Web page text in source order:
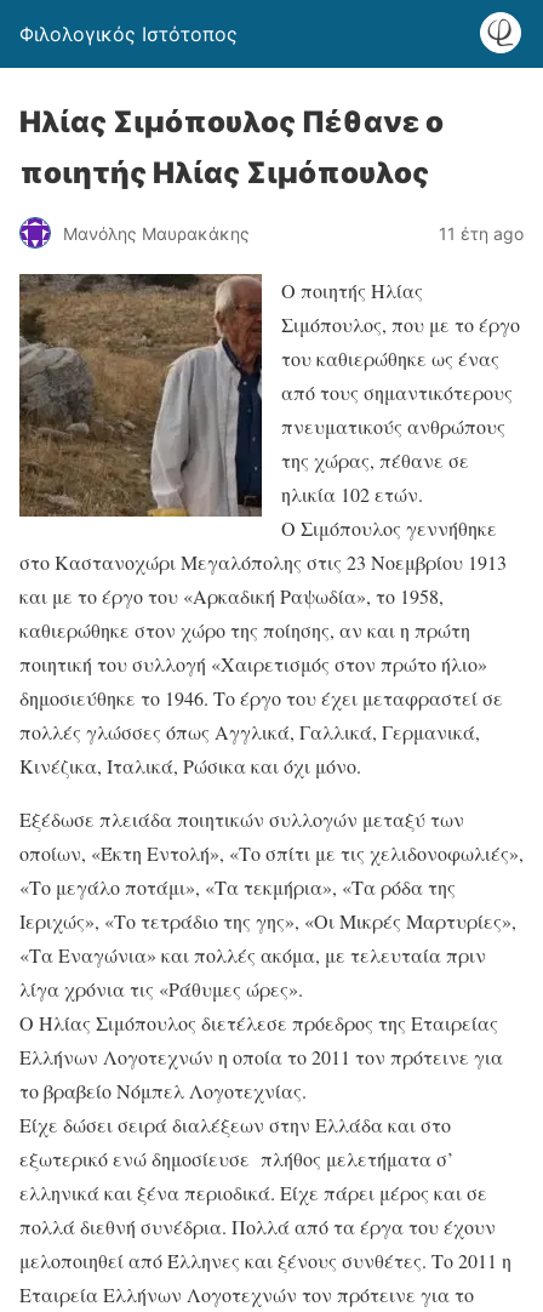
Φιλολογικός Ιστότοπος
Ηλίας Σιμόπουλος Πέθανε ο
ποιητής Ηλίας Σιμόπουλος
Μανόλης Μαυρακάκης 11 έτη ago
Ο ποιητής Ηλίας
Σιμόπουλος, που με το έργο
του καθιερώθηκε ως ένας
από τους σημαντικότερους
πνευματικούς ανθρώπους
της χώρας, πέθανε σε
ηλικία 102 ετών.
Ο Σιμόπουλος γεννήθηκε
στο Καστανοχώρι Μεγαλόπολης στις 23 Νοεμβρίου 1913
και με το έργο του «Αρκαδική Ραψωδία», το 1958,
καθιερώθηκε στον χώρο της ποίησης, αν και η πρώτη
ποιητική του συλλογή «Χαιρετισμός στον πρώτο ήλιο»
δημοσιεύθηκε το 1946. Το έργο του έχει μεταφραστεί σε
πολλές γλώσσες όπως Αγγλικά, Γαλλικά, Γερμανικά,
Κινέζικα, Ιταλικά, Ρώσικα και όχι μόνο.
Εξέδωσε πλειάδα ποιητικών συλλογών μεταξύ των
οποίων, «Έκτη Εντολή», «Το σπίτι με τις χελιδονοφωλιές»,
«Το μεγάλο ποτάμι», «Τα τεκμήρια», «Τα ρόδα της
Ιεριχώς», «Το τετράδιο της γης», «Οι Μικρές Μαρτυρίες»,
«Τα Εναγώνια» και πολλές ακόμα, με τελευταία πριν
λίγα χρόνια τις «Ράθυμες ώρες».
Ο Ηλίας Σιμόπουλος διετέλεσε πρόεδρος της Εταιρείας
Ελλήνων Λογοτεχνών η οποία το 2011 τον πρότεινε για
το βραβείο Νόμπελ Λογοτεχνίας.
Είχε δώσει σειρά διαλέξεων στην Ελλάδα και στο
εξωτερικό ενώ δημοσίευσε πλήθος μελετήματα σ’
ελληνικά και ξένα περιοδικά. Είχε πάρει μέρος και σε
πολλά διεθνή συνέδρια. Πολλά από τα έργα του έχουν
μελοποιηθεί από Έλληνες και ξένους συνθέτες. Το 2011 η
Εταιρεία Ελλήνων Λογοτεχνών τον πρότεινε για το